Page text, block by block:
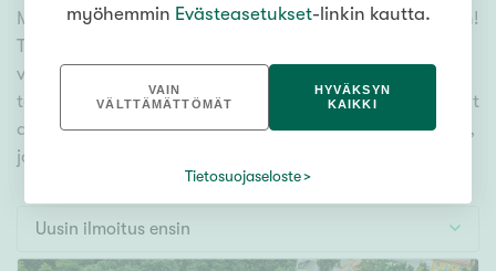
Rivitalo/paritalo
Omakoti-/erillistalo
Maa- tai metsätila
Vapaa-ajan asunto
Meiltä löydät myytävät asunnot, oli tarpeesi mikä vain!
Tuhansien kohteiden ja satojen kiinteistönvälittäjien
verkostomme auttaa sinua kenties elämäsi
tärkeimmässä päätöksessä. Katso alta kaikki myytävät
asunnot. Hyödynnä myös kätevää hakutyökaluamme,
jonka avulla löydät omien toiveidesi mukaisen kodin.
Uusin ilmoitus ensin
myöhemmin Evästeasetukset-linkin kautta.
VAIN
VÄLTTÄMÄTTÖMÄT
HYVÄKSYN
KAIKKI
Tietosuojaseloste